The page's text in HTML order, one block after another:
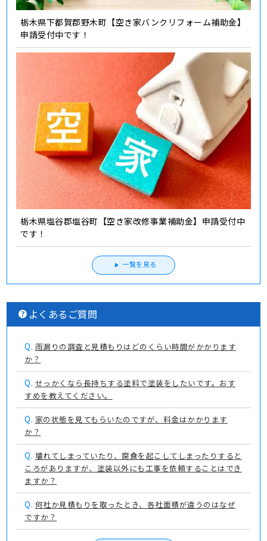
栃木県下都賀郡野木町【空き家バンクリフォーム補助金】
申請受付中です！
栃木県塩谷郡塩谷町【空き家改修事業補助金】申請受付中
です！
一覧を見る
よくあるご質問
Q. 雨漏りの調査と見積もりはどのくらい時間がかかります
か？
Q. せっかくなら長持ちする塗料で塗装をしたいです。おす
すめを教えてください。
Q. 家の状態を見てもらいたのですが、料金はかかります
か？
Q. 壊れてしまっていたり、腐食を起こしてしまったりすると
ころがありますが、塗装以外にも工事を依頼することはでき
ますか？
Q. 何社か見積もりを取ったとき、各社面積が違うのはなぜ
ですか？